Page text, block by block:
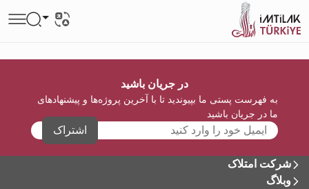
در جریان باشید
به فهرست پستی ما بپیوندید تا با آخرین پروژه‌ها و پیشنهادهای
ما در جریان باشید
اشتراک
شرکت امتلاک
وبلاگ